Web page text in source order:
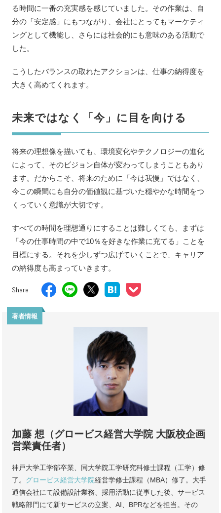
る時間に一番の充実感を感じていました。その作業は、自
分の「安定感」にもつながり、会社にとってもマーケティ
ングとして機能し、さらには社会的にも意味のある活動で
した。
こうしたバランスの取れたアクションは、仕事の納得度を
大きく高めてくれます。
未来ではなく「今」に目を向ける
将来の理想像を描いても、環境変化やテクノロジーの進化
によって、そのビジョン自体が変わってしまうこともあり
ます。だからこそ、将来のために「今は我慢」ではなく、
今この瞬間にも自分の価値観に基づいた穏やかな時間をつ
くっていく意識が大切です。
すべての時間を理想通りにすることは難しくても、まずは
「今の仕事時間の中で10％を好きな作業に充てる」ことを
目標にする。それを少しずつ広げていくことで、キャリア
の納得度も高まっていきます。
Share
著者情報
加藤 想（グロービス経営大学院 大阪校企画
営業責任者）
神戸大学工学部卒業、同大学院工学研究科修士課程（工学）修
了。 グロービス経営大学院経営学修士課程（MBA）修了。大手
通信会社にて設備設計業務、採用活動に従事した後、サービス
戦略部門にて新サービスの立案、AI、BPRなどを担当。その